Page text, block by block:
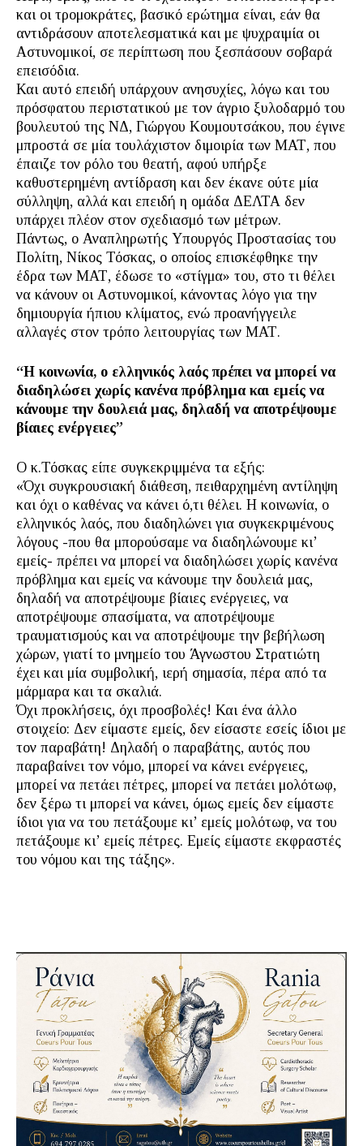
και οι τρομοκράτες, βασικό ερώτημα είναι, εάν θα
αντιδράσουν αποτελεσματικά και με ψυχραιμία οι
Αστυνομικοί, σε περίπτωση που ξεσπάσουν σοβαρά
επεισόδια.
Και αυτό επειδή υπάρχουν ανησυχίες, λόγω και του
πρόσφατου περιστατικού με τον άγριο ξυλοδαρμό του
βουλευτού της ΝΔ, Γιώργου Κουμουτσάκου, που έγινε
μπροστά σε μία τουλάχιστον διμοιρία των ΜΑΤ, που
έπαιζε τον ρόλο του θεατή, αφού υπήρξε
καθυστερημένη αντίδραση και δεν έκανε ούτε μία
σύλληψη, αλλά και επειδή η ομάδα ΔΕΛΤΑ δεν
υπάρχει πλέον στον σχεδιασμό των μέτρων.
Πάντως, ο Αναπληρωτής Υπουργός Προστασίας του
Πολίτη, Νίκος Τόσκας, ο οποίος επισκέφθηκε την
έδρα των ΜΑΤ, έδωσε το «στίγμα» του, στο τι θέλει
να κάνουν οι Αστυνομικοί, κάνοντας λόγο για την
δημιουργία ήπιου κλίματος, ενώ προανήγγειλε
αλλαγές στον τρόπο λειτουργίας των ΜΑΤ.
“Η κοινωνία, ο ελληνικός λαός πρέπει να μπορεί να
διαδηλώσει χωρίς κανένα πρόβλημα και εμείς να
κάνουμε την δουλειά μας, δηλαδή να αποτρέψουμε
βίαιες ενέργειες”
Ο κ.Τόσκας είπε συγκεκριμμένα τα εξής:
«Όχι συγκρουσιακή διάθεση, πειθαρχημένη αντίληψη
και όχι ο καθένας να κάνει ό,τι θέλει. Η κοινωνία, ο
ελληνικός λαός, που διαδηλώνει για συγκεκριμένους
λόγους -που θα μπορούσαμε να διαδηλώνουμε κι’
εμείς- πρέπει να μπορεί να διαδηλώσει χωρίς κανένα
πρόβλημα και εμείς να κάνουμε την δουλειά μας,
δηλαδή να αποτρέψουμε βίαιες ενέργειες, να
αποτρέψουμε σπασίματα, να αποτρέψουμε
τραυματισμούς και να αποτρέψουμε την βεβήλωση
χώρων, γιατί το μνημείο του Άγνωστου Στρατιώτη
έχει και μία συμβολική, ιερή σημασία, πέρα από τα
μάρμαρα και τα σκαλιά.
Όχι προκλήσεις, όχι προσβολές! Και ένα άλλο
στοιχείο: Δεν είμαστε εμείς, δεν είσαστε εσείς ίδιοι με
τον παραβάτη! Δηλαδή ο παραβάτης, αυτός που
παραβαίνει τον νόμο, μπορεί να κάνει ενέργειες,
μπορεί να πετάει πέτρες, μπορεί να πετάει μολότωφ,
δεν ξέρω τι μπορεί να κάνει, όμως εμείς δεν είμαστε
ίδιοι για να του πετάξουμε κι’ εμείς μολότωφ, να του
πετάξουμε κι’ εμείς πέτρες. Εμείς είμαστε εκφραστές
του νόμου και της τάξης».